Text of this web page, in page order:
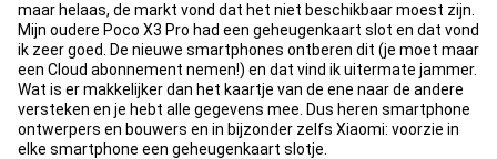
maar helaas, de markt vond dat het niet beschikbaar moest zijn.
Mijn oudere Poco X3 Pro had een geheugenkaart slot en dat vond
ik zeer goed. De nieuwe smartphones ontberen dit (je moet maar
een Cloud abonnement nemen!) en dat vind ik uitermate jammer.
Wat is er makkelijker dan het kaartje van de ene naar de andere
versteken en je hebt alle gegevens mee. Dus heren smartphone
ontwerpers en bouwers en in bijzonder zelfs Xiaomi: voorzie in
elke smartphone een geheugenkaart slotje.